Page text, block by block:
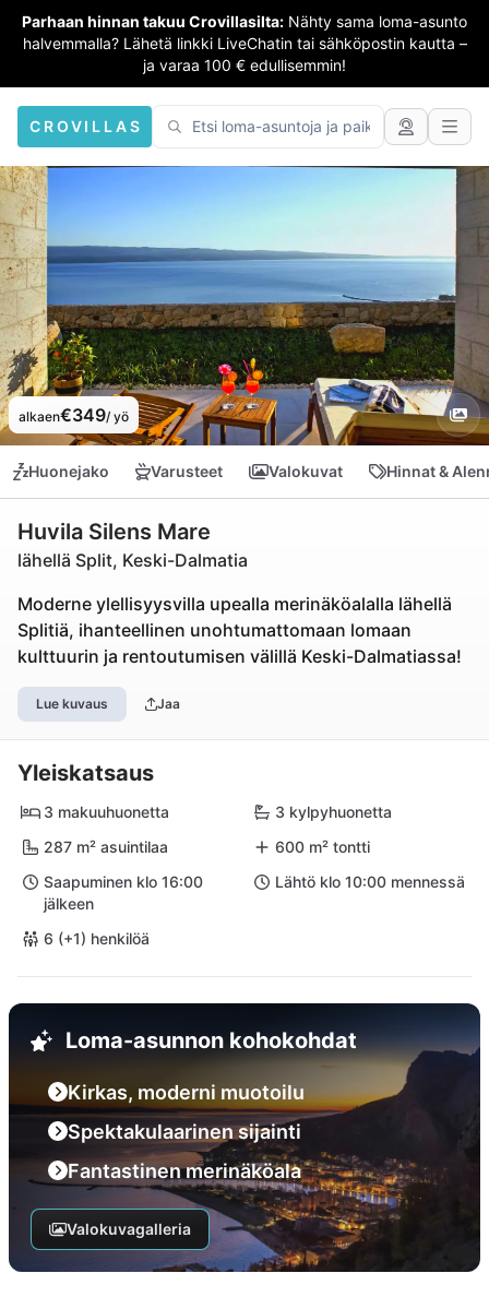
Parhaan hinnan takuu Crovillasilta: Nähty sama loma-asunto
halvemmalla? Lähetä linkki LiveChatin tai sähköpostin kautta –
ja varaa 100 € edullisemmin!
CROVILLAS
alkaen€349/ yö
Huonejako Varusteet Valokuvat Hinnat &
Huvila Silens Mare
lähellä Split, Keski-Dalmatia
Moderne ylellisyysvilla upealla merinäköalalla lähellä
Splitiä, ihanteellinen unohtumattomaan lomaan
kulttuurin ja rentoutumisen välillä Keski-Dalmatiassa!
Lue kuvaus Jaa
Yleiskatsaus
3 makuuhuonetta
3 kylpyhuonetta
287 m² asuintilaa
600 m² tontti
Saapuminen klo 16:00
jälkeen
Lähtö klo 10:00 mennessä
6 (+1) henkilöä
Loma-asunnon kohokohdat
Kirkas, moderni muotoilu
Spektakulaarinen sijainti
Fantastinen merinäköala
Valokuvagalleria